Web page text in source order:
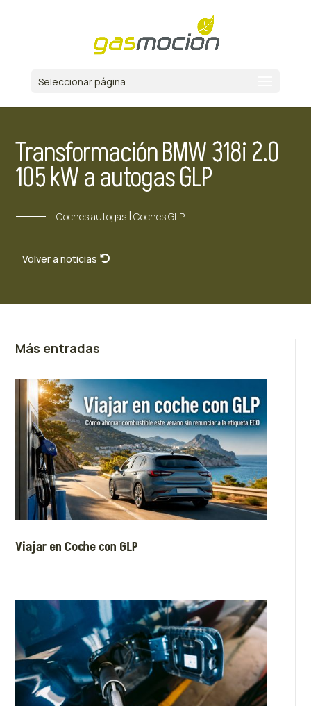
Seleccionar página
Transformación BMW 318i 2.0
105 kW a autogas GLP
Coches autogas| Coches GLP
Volver a noticias
Más entradas
Viajar en Coche con GLP